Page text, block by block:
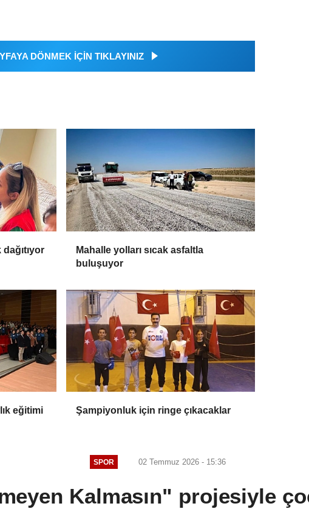
DÖNMEK İÇİN TIKLAYINIZ
Mahalle yolları sıcak asfaltla
buluşuyor
eğitimi
Şampiyonluk için ringe çıkacaklar
SPOR 02 Temmuz 2026 - 15:36
Kalmasın" projesiyle